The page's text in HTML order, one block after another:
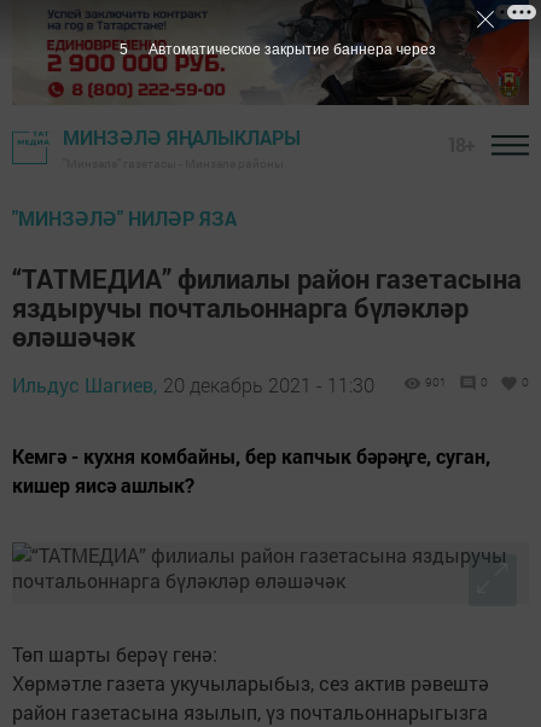
МИНЗӘЛӘ ЯҢАЛЫКЛАРЫ
"МИНЗӘЛӘ" НИЛӘР ЯЗА
“ТАТМЕДИА” филиалы район газетасына
яздыручы почтальоннарга бүләкләр
өләшәчәк
Ильдус Шагиев, 20 декабрь 2021 - 11:30 901 0 0
Кемгә - кухня комбайны, бер капчык бәрәңге, суган,
кишер яисә ашлык?
Төп шарты берәү генә:
Хөрмәтле газета укучыларыбыз, сез актив рәвештә
район газетасына язылып, үз почтальоннарыгызга
4 Автоматическое закрытие баннера через